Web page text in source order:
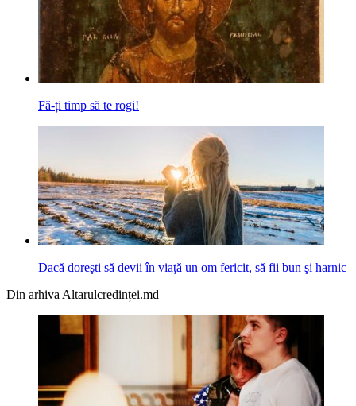
Fă-ți timp să te rogi!
Dacă doreşti să devii în viaţă un om fericit, să fii bun şi harnic
Din arhiva Altarulcredinței.md